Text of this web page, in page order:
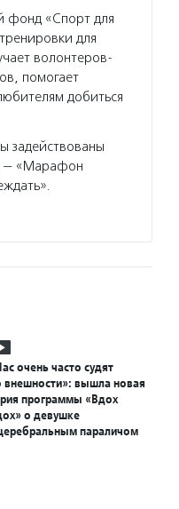
фонд «Спорт для
для
волонтеров-
помогает
добиться
задействованы
— «Марафон
очень часто судят
внешности»: вышла новая
программы «Вдох
о девушке
параличом